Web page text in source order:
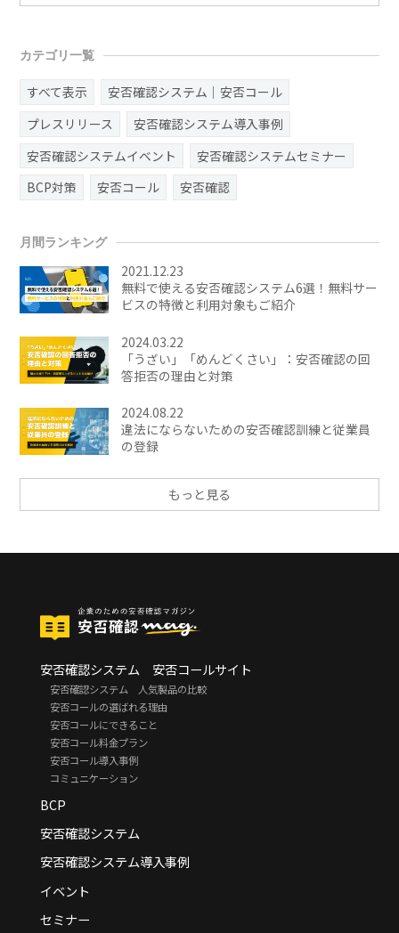
カテゴリ一覧
すべて表示
安否確認システム｜安否コール
プレスリリース
安否確認システム導入事例
安否確認システムイベント
安否確認システムセミナー
BCP対策
安否コール 安否確認
月間ランキング
2021.12.23
無料で使える安否確認システム6選！無料サー
ビスの特徴と利用対象もご紹介
2024.03.22
「うざい」「めんどくさい」：安否確認の回
答拒否の理由と対策
2024.08.22
違法にならないための安否確認訓練と従業員
の登録
もっと見る
安否確認システム 安否コールサイト
安否確認システム 人気製品の比較
安否コールの選ばれる理由
安否コールにできること
安否コール料金プラン
安否コール導入事例
コミュニケーション
BCP
安否確認システム
安否確認システム導入事例
イベント
セミナー